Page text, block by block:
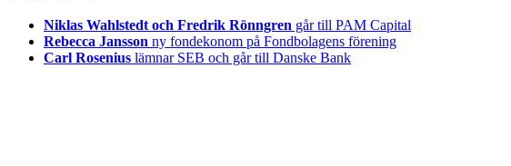
Niklas Wahlstedt och Fredrik Rönngren går till PAM Capital
Rebecca Jansson ny fondekonom på Fondbolagens förening
Carl Rosenius lämnar SEB och går till Danske Bank